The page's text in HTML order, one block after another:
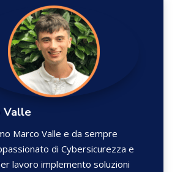
Valle
Marco Valle e da sempre
di Cybersicurezza e
lavoro implemento soluzioni